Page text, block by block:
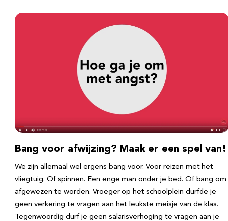
Bang voor afwijzing? Maak er een spel van!
We zijn allemaal wel ergens bang voor. Voor reizen met het
vliegtuig. Of spinnen. Een enge man onder je bed. Of bang om
afgewezen te worden. Vroeger op het schoolplein durfde je
geen verkering te vragen aan het leukste meisje van de klas.
Tegenwoordig durf je geen salarisverhoging te vragen aan je